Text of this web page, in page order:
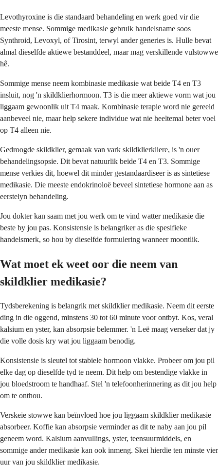
Levothyroxine is die standaard behandeling en werk goed vir die
meeste mense. Sommige medikasie gebruik handelsname soos
Synthroid, Levoxyl, of Tirosint, terwyl ander generies is. Hulle bevat
almal dieselfde aktiewe bestanddeel, maar mag verskillende vulstowwe
hê.
Sommige mense neem kombinasie medikasie wat beide T4 en T3
insluit, nog 'n skildklierhormoon. T3 is die meer aktiewe vorm wat jou
liggaam gewoonlik uit T4 maak. Kombinasie terapie word nie gereeld
aanbeveel nie, maar help sekere individue wat nie heeltemal beter voel
op T4 alleen nie.
Gedroogde skildklier, gemaak van vark skildklierkliere, is 'n ouer
behandelingsopsie. Dit bevat natuurlik beide T4 en T3. Sommige
mense verkies dit, hoewel dit minder gestandaardiseer is as sintetiese
medikasie. Die meeste endokrinoloë beveel sintetiese hormone aan as
eerstelyn behandeling.
Jou dokter kan saam met jou werk om te vind watter medikasie die
beste by jou pas. Konsistensie is belangriker as die spesifieke
handelsmerk, so hou by dieselfde formulering wanneer moontlik.
Wat moet ek weet oor die neem van
skildklier medikasie?
Tydsberekening is belangrik met skildklier medikasie. Neem dit eerste
ding in die oggend, minstens 30 tot 60 minute voor ontbyt. Kos, veral
kalsium en yster, kan absorpsie belemmer. 'n Leë maag verseker dat jy
die volle dosis kry wat jou liggaam benodig.
Konsistensie is sleutel tot stabiele hormoon vlakke. Probeer om jou pil
elke dag op dieselfde tyd te neem. Dit help om bestendige vlakke in
jou bloedstroom te handhaaf. Stel 'n telefoonherinnering as dit jou help
om te onthou.
Verskeie stowwe kan beïnvloed hoe jou liggaam skildklier medikasie
absorbeer. Koffie kan absorpsie verminder as dit te naby aan jou pil
geneem word. Kalsium aanvullings, yster, teensuurmiddels, en
sommige ander medikasie kan ook inmeng. Skei hierdie ten minste vier
uur van jou skildklier medikasie.